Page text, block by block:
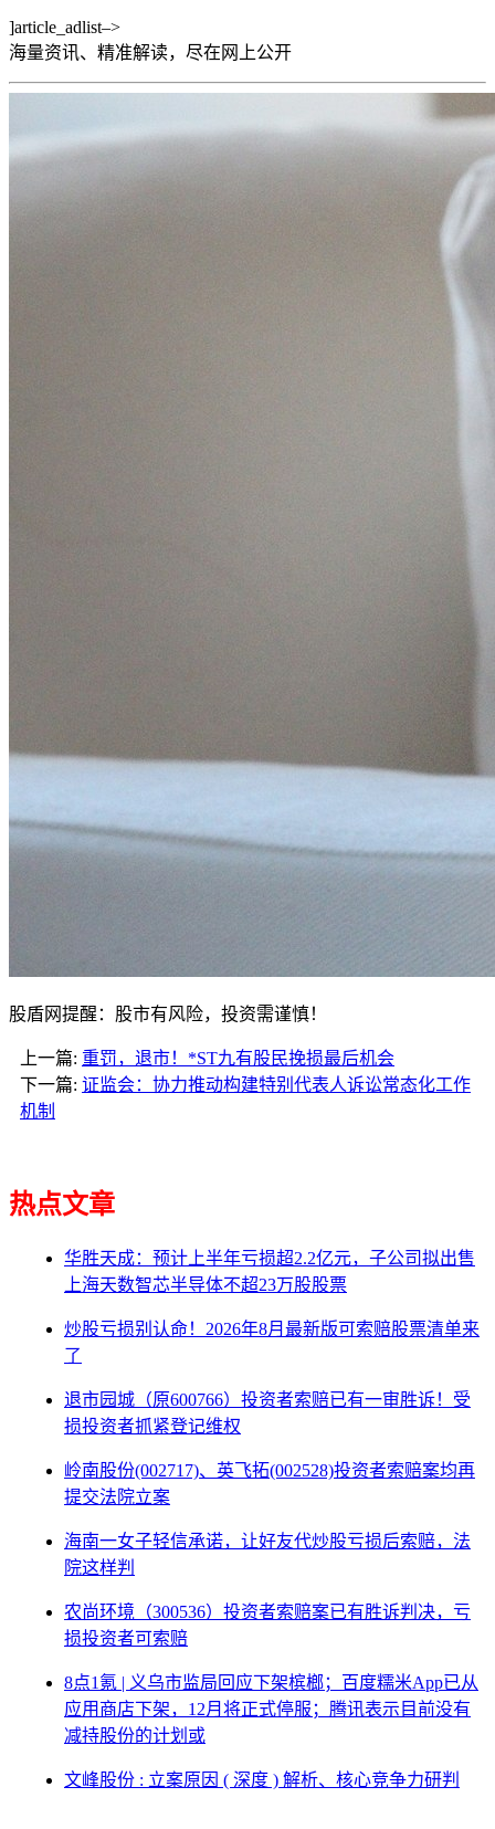
]article_adlist–>
海量资讯、精准解读，尽在 网上公开
股盾网提醒：股市有风险，投资需谨慎！
上一篇: 重罚，退市！*ST九有股民挽损最后机会
下一篇: 证监会：协力推动构建特别代表人诉讼常态化工作
机制
热点文章
华胜天成：预计上半年亏损超2.2亿元，子公司拟出售
上海天数智芯半导体不超23万股股票
炒股亏损别认命！2026年8月最新版可索赔股票清单来
了
退市园城（原600766）投资者索赔已有一审胜诉！受
损投资者抓紧登记维权
岭南股份(002717)、英飞拓(002528)投资者索赔案均再
提交法院立案
海南一女子轻信承诺，让好友代炒股亏损后索赔，法
院这样判
农尚环境（300536）投资者索赔案已有胜诉判决，亏
损投资者可索赔
8点1氪 | 义乌市监局回应下架槟榔；百度糯米App已从
应用商店下架，12月将正式停服；腾讯表示目前没有
减持股份的计划或
文峰股份 : 立案原因 ( 深度 ) 解析、核心竞争力研判